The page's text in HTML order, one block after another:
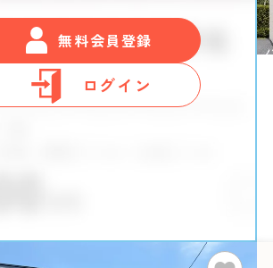
無料会員登録
ログイン